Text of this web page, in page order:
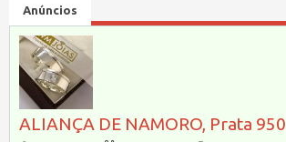
Anúncios
ALIANÇA DE NAMORO, Prata 950